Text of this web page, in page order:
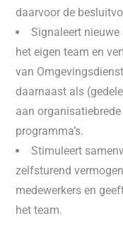
daarvoor de
Signaleert
het eigen team en
van
daarnaast als
aan
programma’s.
Stimuleert
zelfsturend
medewerkers en
het team.